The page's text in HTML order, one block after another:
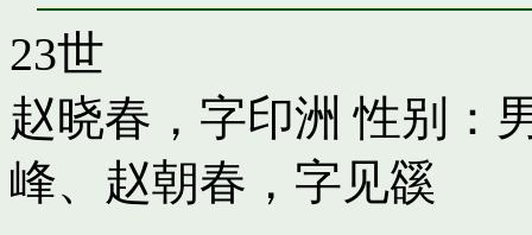
23世
赵晓春，字印洲 性别：
峰、 赵朝春，字见豀